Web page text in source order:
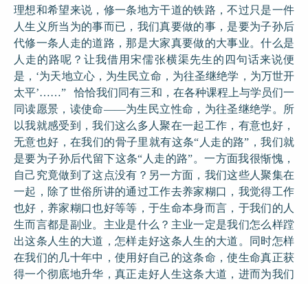
理想和希望来说，修一条地方干道的铁路，不过只是一件
人生义所当为的事而已，我们真要做的事，是要为子孙后
代修一条人走的道路，那是大家真要做的大事业。什么是
人走的路呢？让我借用宋儒张横渠先生的四句话来说便
是，‘为天地立心，为生民立命，为往圣继绝学，为万世开
太平’……” 恰恰我们同有三和，在各种课程上与学员们一
同读愿景，读使命——为生民立性命，为往圣继绝学。所
以我就感受到，我们这么多人聚在一起工作，有意也好，
无意也好，在我们的骨子里就有这条“人走的路”，我们就
是要为子孙后代留下这条“人走的路”。一方面我很惭愧，
自己究竟做到了这点没有？另一方面，我们这些人聚集在
一起，除了世俗所讲的通过工作去养家糊口，我觉得工作
也好，养家糊口也好等等，于生命本身而言，于我们的人
生而言都是副业。主业是什么？主业一定是我们怎么样蹚
出这条人生的大道，怎样走好这条人生的大道。同时怎样
在我们的几十年中，使用好自己的这条命，使生命真正获
得一个彻底地升华，真正走好人生这条大道，进而为我们